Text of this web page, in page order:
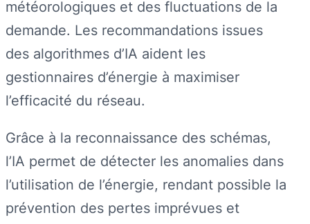
météorologiques et des fluctuations de la
demande. Les recommandations issues
des algorithmes d’IA aident les
gestionnaires d’énergie à maximiser
l’efficacité du réseau.
Grâce à la reconnaissance des schémas,
l’IA permet de détecter les anomalies dans
l’utilisation de l’énergie, rendant possible la
prévention des pertes imprévues et